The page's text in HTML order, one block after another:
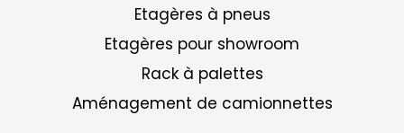
Etagères à pneus
Etagères pour showroom
Rack à palettes
Aménagement de camionnettes